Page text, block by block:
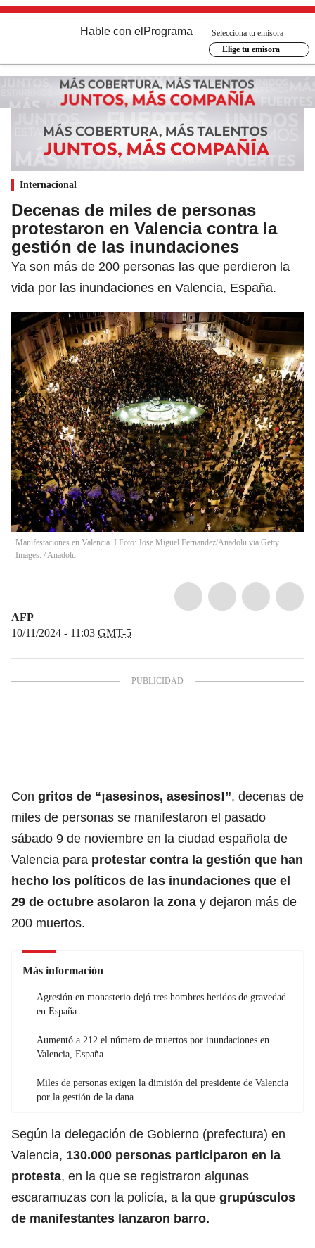
Hable con el Programa
Selecciona tu emisora
Elige tu emisora
Internacional
Decenas de miles de personas
protestaron en Valencia contra la
gestión de las inundaciones
Ya son más de 200 personas las que perdieron la
vida por las inundaciones en Valencia, España.
Manifestaciones en Valencia. I Foto: Jose Miguel Fernandez/Anadolu via Getty
Images. /Anadolu
AFP
10/11/2024 - 11:03 GMT-5
Con gritos de “¡asesinos, asesinos!”, decenas de
miles de personas se manifestaron el pasado
sábado 9 de noviembre en la ciudad española de
Valencia para protestar contra la gestión que han
hecho los políticos de las inundaciones que el
29 de octubre asolaron la zona y dejaron más de
200 muertos.
Más información
Agresión en monasterio dejó tres hombres heridos de gravedad
en España
Aumentó a 212 el número de muertos por inundaciones en
Valencia, España
Miles de personas exigen la dimisión del presidente de Valencia
por la gestión de la dana
Según la delegación de Gobierno (prefectura) en
Valencia, 130.000 personas participaron en la
protesta, en la que se registraron algunas
escaramuzas con la policía, a la que grupúsculos
de manifestantes lanzaron barro.